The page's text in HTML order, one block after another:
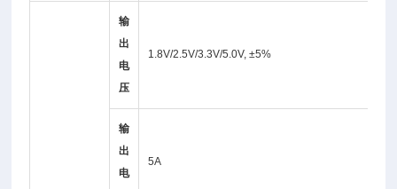
输
出
电
压
1.8V/2.5V/3.3V/5.0V, ±5%
输
出
电
5A